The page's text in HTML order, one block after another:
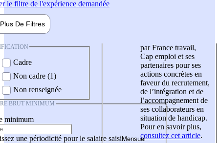
le filtre de l'expérience demandée
Plus De Filtres
Cadre
Non cadre (1)
Non renseignée
BRUT MINIMUM
minimum
une périodicité pour le salaire saisi
par France travail,
Cap emploi et ses
partenaires pour ses
actions concrètes en
faveur du recrutement,
de l’intégration et de
l’accompagnement de
ses collaborateurs en
situation de handicap.
Pour en savoir plus,
consultez cet article.